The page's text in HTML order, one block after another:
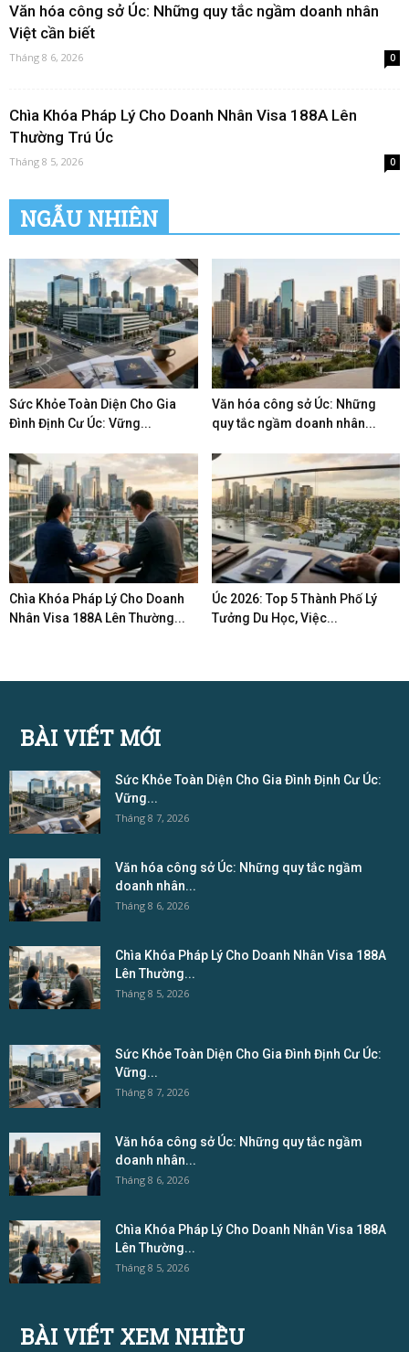
Văn hóa công sở Úc: Những quy tắc ngầm doanh nhân
Việt cần biết
Tháng 8 6, 2026 0
Chìa Khóa Pháp Lý Cho Doanh Nhân Visa 188A Lên
Thường Trú Úc
Tháng 8 5, 2026 0
NGẪU NHIÊN
Sức Khỏe Toàn Diện Cho Gia
Đình Định Cư Úc: Vững...
Văn hóa công sở Úc: Những
quy tắc ngầm doanh nhân...
Chìa Khóa Pháp Lý Cho Doanh
Nhân Visa 188A Lên Thường...
Úc 2026: Top 5 Thành Phố Lý
Tưởng Du Học, Việc...
BÀI VIẾT MỚI
Sức Khỏe Toàn Diện Cho Gia Đình Định Cư Úc:
Vững...
Tháng 8 7, 2026
Văn hóa công sở Úc: Những quy tắc ngầm
doanh nhân...
Tháng 8 6, 2026
Chìa Khóa Pháp Lý Cho Doanh Nhân Visa 188A
Lên Thường...
Tháng 8 5, 2026
Sức Khỏe Toàn Diện Cho Gia Đình Định Cư Úc:
Vững...
Tháng 8 7, 2026
Văn hóa công sở Úc: Những quy tắc ngầm
doanh nhân...
Tháng 8 6, 2026
Chìa Khóa Pháp Lý Cho Doanh Nhân Visa 188A
Lên Thường...
Tháng 8 5, 2026
BÀI VIẾT XEM NHIỀU